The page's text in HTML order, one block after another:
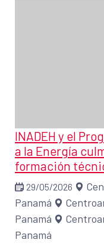
INADEH y el
a la Energía
formación
29/05/2026
Panamá
Panamá
Panamá